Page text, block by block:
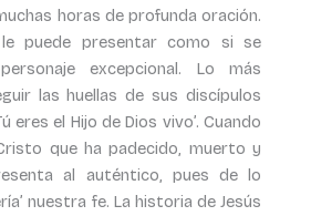
horas de profunda oración.
puede presentar como si se
excepcional. Lo más
las huellas de sus discípulos
eres el Hijo de Dios vivo’. Cuando
que ha padecido, muerto y
al auténtico, pues de lo
nuestra fe. La historia de Jesús